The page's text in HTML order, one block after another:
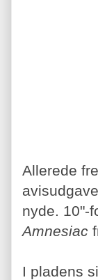
Allerede
nyde. 10"-
Amnesiac
I pladens